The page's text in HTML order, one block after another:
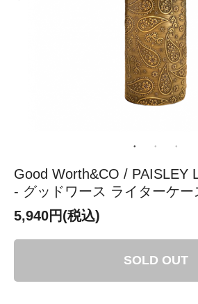
Good Worth&CO / PAISLEY
- グッドワース ライターケー
5,940円(税込)
SOLD OUT